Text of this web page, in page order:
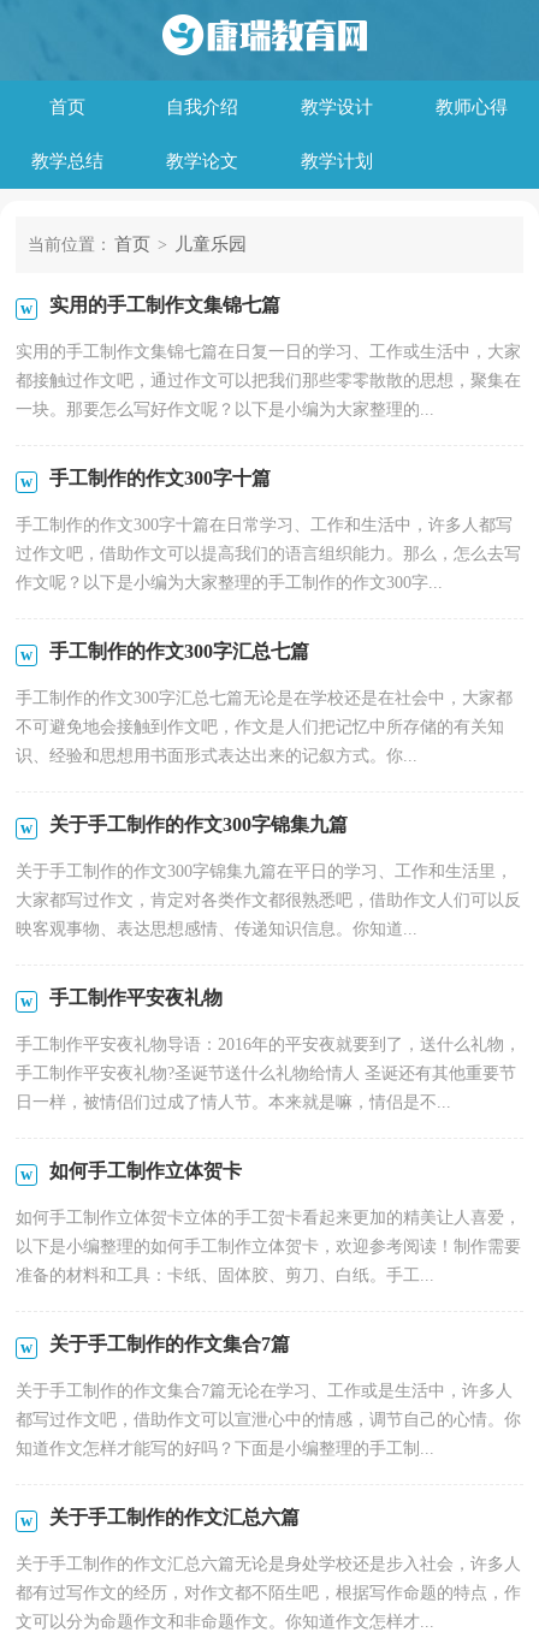
首页 自我介绍 教学设计 教师心得
教学总结 教学论文 教学计划
当前位置： 首页 > 儿童乐园
实用的手工制作文集锦七篇
实用的手工制作文集锦七篇在日复一日的学习、工作或生活中，大家
都接触过作文吧，通过作文可以把我们那些零零散散的思想，聚集在
一块。那要怎么写好作文呢？以下是小编为大家整理的...
手工制作的作文300字十篇
手工制作的作文300字十篇在日常学习、工作和生活中，许多人都写
过作文吧，借助作文可以提高我们的语言组织能力。那么，怎么去写
作文呢？以下是小编为大家整理的手工制作的作文300字...
手工制作的作文300字汇总七篇
手工制作的作文300字汇总七篇无论是在学校还是在社会中，大家都
不可避免地会接触到作文吧，作文是人们把记忆中所存储的有关知
识、经验和思想用书面形式表达出来的记叙方式。你...
关于手工制作的作文300字锦集九篇
关于手工制作的作文300字锦集九篇在平日的学习、工作和生活里，
大家都写过作文，肯定对各类作文都很熟悉吧，借助作文人们可以反
映客观事物、表达思想感情、传递知识信息。你知道...
手工制作平安夜礼物
手工制作平安夜礼物导语：2016年的平安夜就要到了，送什么礼物，
手工制作平安夜礼物?圣诞节送什么礼物给情人 圣诞还有其他重要节
日一样，被情侣们过成了情人节。本来就是嘛，情侣是不...
如何手工制作立体贺卡
如何手工制作立体贺卡立体的手工贺卡看起来更加的精美让人喜爱，
以下是小编整理的如何手工制作立体贺卡，欢迎参考阅读！制作需要
准备的材料和工具：卡纸、固体胶、剪刀、白纸。手工...
关于手工制作的作文集合7篇
关于手工制作的作文集合7篇无论在学习、工作或是生活中，许多人
都写过作文吧，借助作文可以宣泄心中的情感，调节自己的心情。你
知道作文怎样才能写的好吗？下面是小编整理的手工制...
关于手工制作的作文汇总六篇
关于手工制作的作文汇总六篇无论是身处学校还是步入社会，许多人
都有过写作文的经历，对作文都不陌生吧，根据写作命题的特点，作
文可以分为命题作文和非命题作文。你知道作文怎样才...